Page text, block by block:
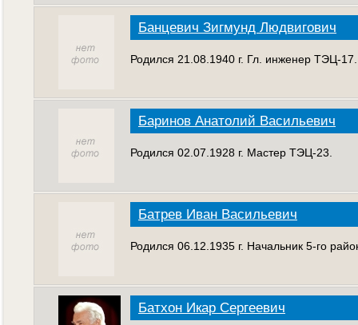
Банцевич Зигмунд Людвигович
Родился 21.08.1940 г. Гл. инженер ТЭЦ-17.
Баринов Анатолий Васильевич
Родился 02.07.1928 г. Мастер ТЭЦ-23.
Батрев Иван Васильевич
Родился 06.12.1935 г. Начальник 5-го
Батхон Икар Сергеевич